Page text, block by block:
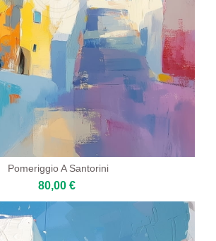
Pomeriggio A Santorini
80,00 €